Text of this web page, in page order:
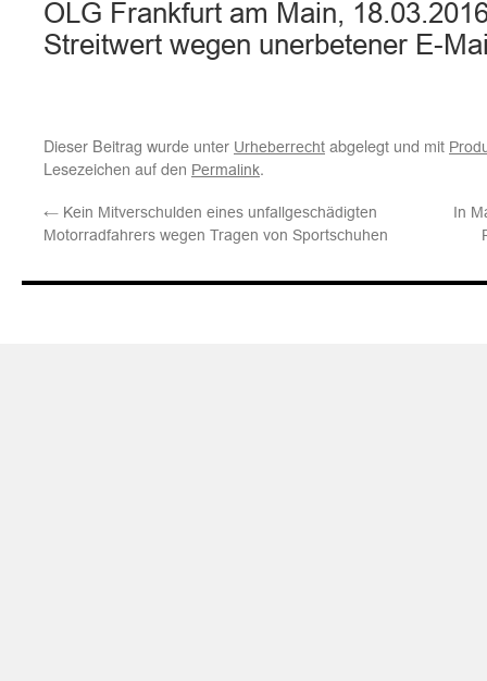
OLG Frankfurt am Main,
Streitwert wegen unerbetener E-
Dieser Beitrag wurde unter Urheberrecht abgelegt und mit
Lesezeichen auf den Permalink.
← Kein Mitverschulden eines unfallgeschädigten
Motorradfahrers wegen Tragen von Sportschuhen
In